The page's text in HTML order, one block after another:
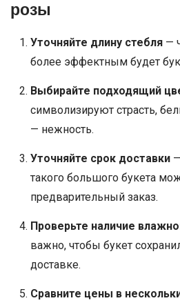
розы
Уточняйте длину стебля—
более эффектным будет
Выбирайте подходящий
символизируют страсть,
— нежность.
Уточняйте срок доставки—
такого большого букета
предварительный заказ.
Проверьте наличие
важно, чтобы букет
доставке.
Сравните цены в